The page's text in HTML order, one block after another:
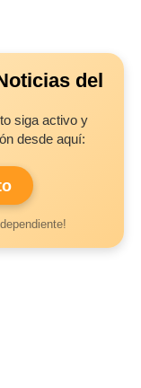
del
siga activo y
desde aquí: